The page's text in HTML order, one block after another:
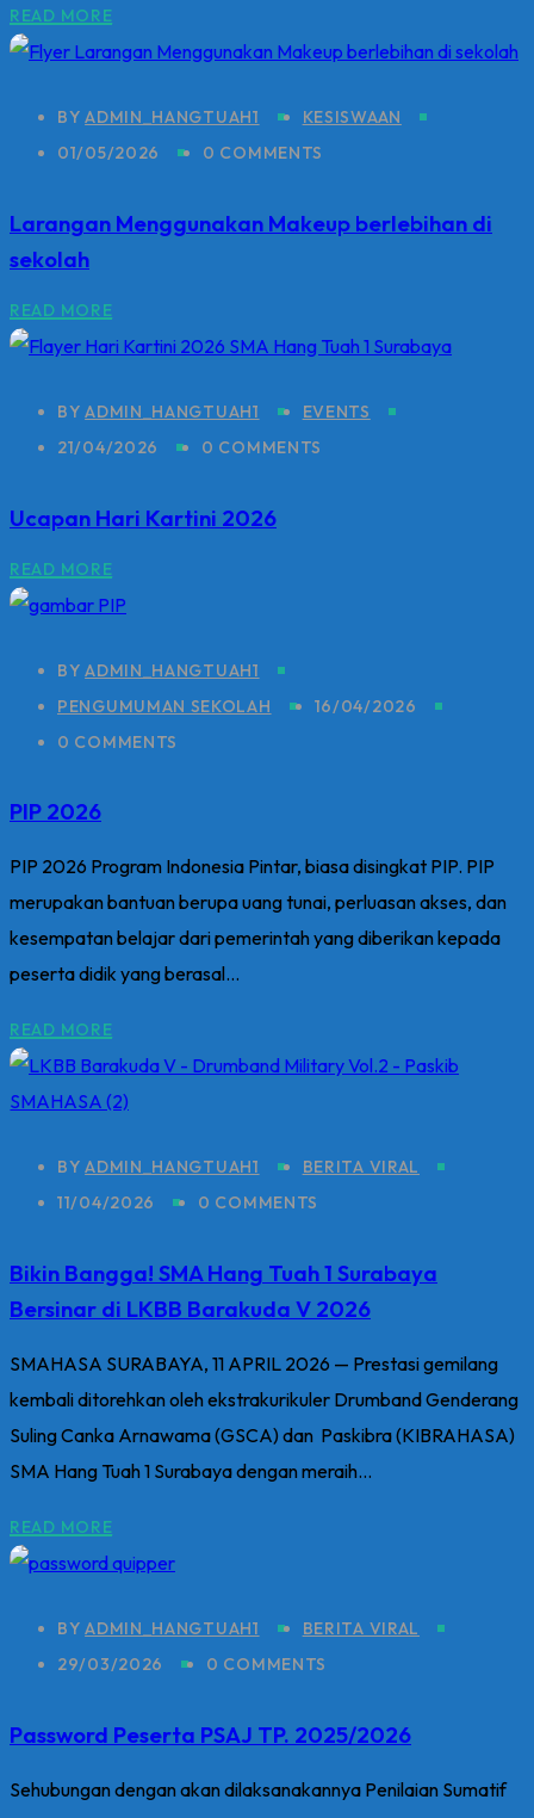
READ MORE
BYADMIN_HANGTUAH1
KESISWAAN
01/05/2026
0 COMMENTS
Larangan Menggunakan Makeup berlebihan di
sekolah
READ MORE
BYADMIN_HANGTUAH1
EVENTS
21/04/2026
0 COMMENTS
Ucapan Hari Kartini 2026
READ MORE
BYADMIN_HANGTUAH1
PENGUMUMAN SEKOLAH
16/04/2026
0 COMMENTS
PIP 2026
PIP 2026 Program Indonesia Pintar, biasa disingkat PIP. PIP
merupakan bantuan berupa uang tunai, perluasan akses, dan
kesempatan belajar dari pemerintah yang diberikan kepada
peserta didik yang berasal...
READ MORE
BYADMIN_HANGTUAH1
BERITA VIRAL
11/04/2026
0 COMMENTS
Bikin Bangga! SMA Hang Tuah 1 Surabaya
Bersinar di LKBB Barakuda V 2026
SMAHASA SURABAYA, 11 APRIL 2026 — Prestasi gemilang
kembali ditorehkan oleh ekstrakurikuler Drumband Genderang
Suling Canka Arnawama (GSCA) dan Paskibra (KIBRAHASA)
SMA Hang Tuah 1 Surabaya dengan meraih...
READ MORE
BYADMIN_HANGTUAH1
BERITA VIRAL
29/03/2026
0 COMMENTS
Password Peserta PSAJ TP. 2025/2026
Sehubungan dengan akan dilaksanakannya Penilaian Sumatif